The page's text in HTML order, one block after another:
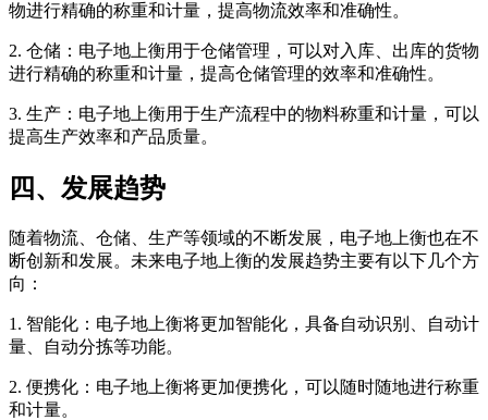
物进行精确的称重和计量，提高物流效率和准确性。
2. 仓储：电子地上衡用于仓储管理，可以对入库、出库的货物
进行精确的称重和计量，提高仓储管理的效率和准确性。
3. 生产：电子地上衡用于生产流程中的物料称重和计量，可以
提高生产效率和产品质量。
四、发展趋势
随着物流、仓储、生产等领域的不断发展，电子地上衡也在不
断创新和发展。未来电子地上衡的发展趋势主要有以下几个方
向：
1. 智能化：电子地上衡将更加智能化，具备自动识别、自动计
量、自动分拣等功能。
2. 便携化：电子地上衡将更加便携化，可以随时随地进行称重
和计量。